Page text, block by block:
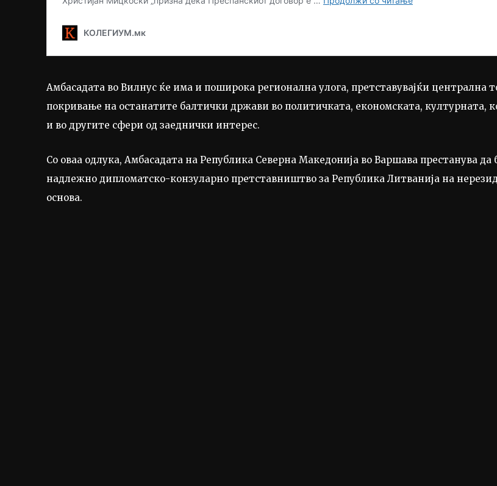
Амбасадата во Вилнус ќе има и поширока регионална улога, претставувајќи централна
покривање на останатите балтички држави во политичката, економската, културната,
и во другите сфери од заеднички интерес.
Со оваа одлука, Амбасадата на Република Северна Македонија во Варшава престанува да
надлежно дипломатско-конзуларно претставништво за Република Литванија на
основа.